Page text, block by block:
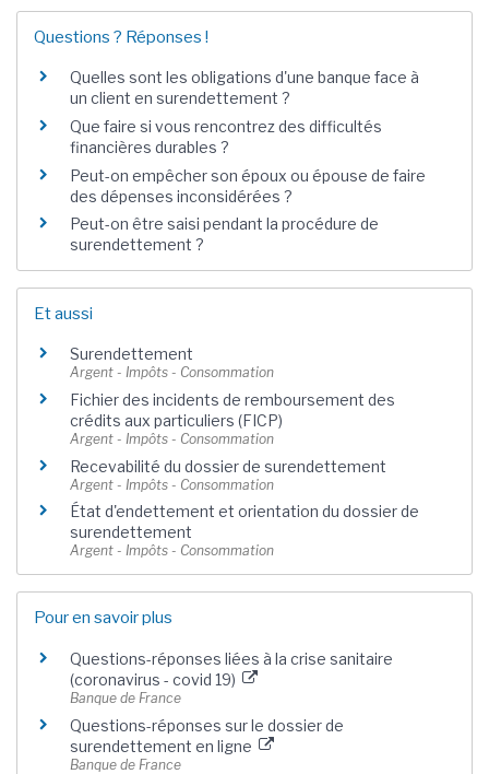
Questions ? Réponses !
Quelles sont les obligations d'une banque face à
un client en surendettement ?
Que faire si vous rencontrez des difficultés
financières durables ?
Peut-on empêcher son époux ou épouse de faire
des dépenses inconsidérées ?
Peut-on être saisi pendant la procédure de
surendettement ?
Et aussi
Surendettement
Argent - Impôts - Consommation
Fichier des incidents de remboursement des
crédits aux particuliers (FICP)
Argent - Impôts - Consommation
Recevabilité du dossier de surendettement
Argent - Impôts - Consommation
État d'endettement et orientation du dossier de
surendettement
Argent - Impôts - Consommation
Pour en savoir plus
Questions-réponses liées à la crise sanitaire
(coronavirus - covid 19)
Banque de France
Questions-réponses sur le dossier de
surendettement en ligne
Banque de France